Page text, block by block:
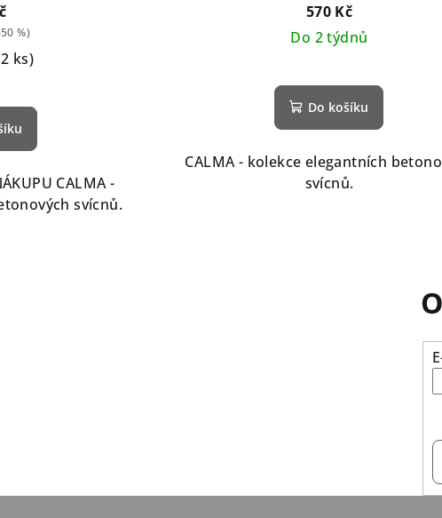
%)
ks)
CALMA -
svícnů.
570 Kč
Do 2 týdnů
Do košíku
CALMA - kolekce elegantních
svícnů.